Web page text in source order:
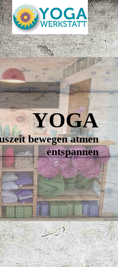
YOGA
bewegen atmen
entspannen